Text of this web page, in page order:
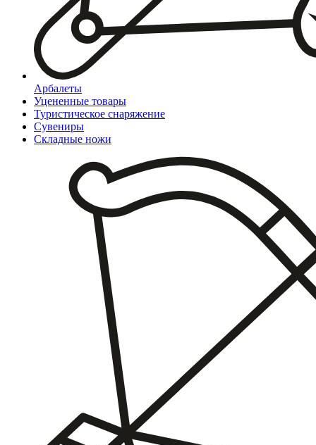
Арбалеты
Уцененные товары
Туристическое снаряжение
Сувениры
Складные ножи